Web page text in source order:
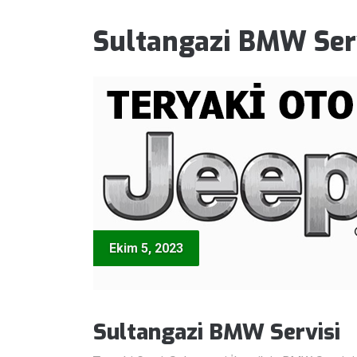
Sultangazi BMW
Ekim 5, 2023
Sultangazi BMW Servisi